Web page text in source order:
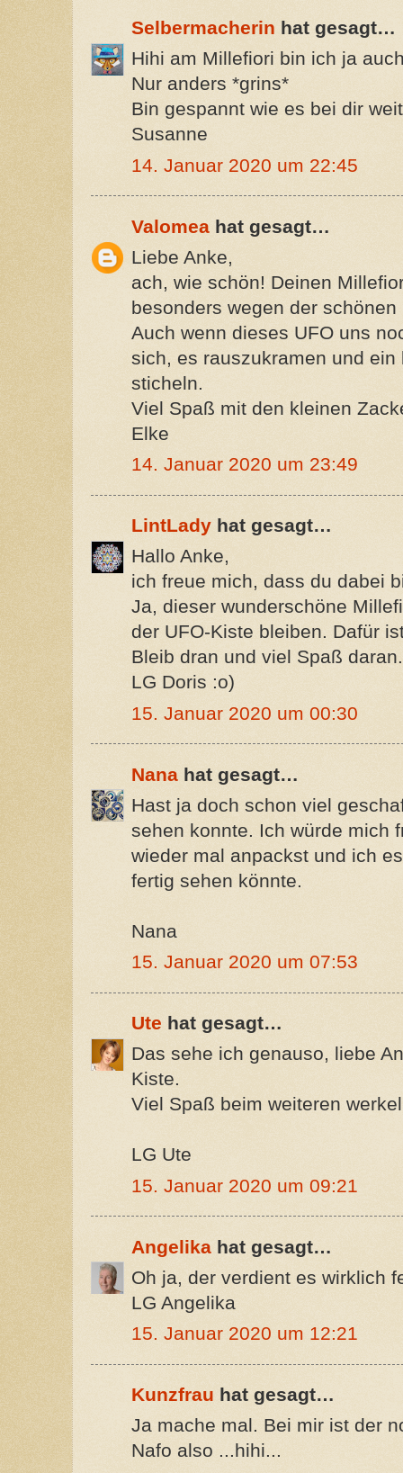
Selbermacherin hat gesagt…
Hihi am Millefiori bin ich ja
Nur anders *grins*
Bin gespannt wie es bei dir
Susanne
14. Januar 2020 um 22:45
Valomea hat gesagt…
Liebe Anke,
ach, wie schön! Deinen
besonders wegen der
Auch wenn dieses UFO uns
sich, es rauszukramen und
sticheln.
Viel Spaß mit den kleinen
Elke
14. Januar 2020 um 23:49
LintLady hat gesagt…
Hallo Anke,
ich freue mich, dass du dabei
Ja, dieser wunderschöne
der UFO-Kiste bleiben. Dafür
Bleib dran und viel Spaß daran.
LG Doris :o)
15. Januar 2020 um 00:30
Nana hat gesagt…
Hast ja doch schon viel
sehen konnte. Ich würde mich
wieder mal anpackst und ich
fertig sehen könnte.
Nana
15. Januar 2020 um 07:53
Ute hat gesagt…
Das sehe ich genauso, liebe
Kiste.
Viel Spaß beim weiteren
LG Ute
15. Januar 2020 um 09:21
Angelika hat gesagt…
Oh ja, der verdient es wirklich
LG Angelika
15. Januar 2020 um 12:21
Kunzfrau hat gesagt…
Ja mache mal. Bei mir ist der
Nafo also ...hihi...